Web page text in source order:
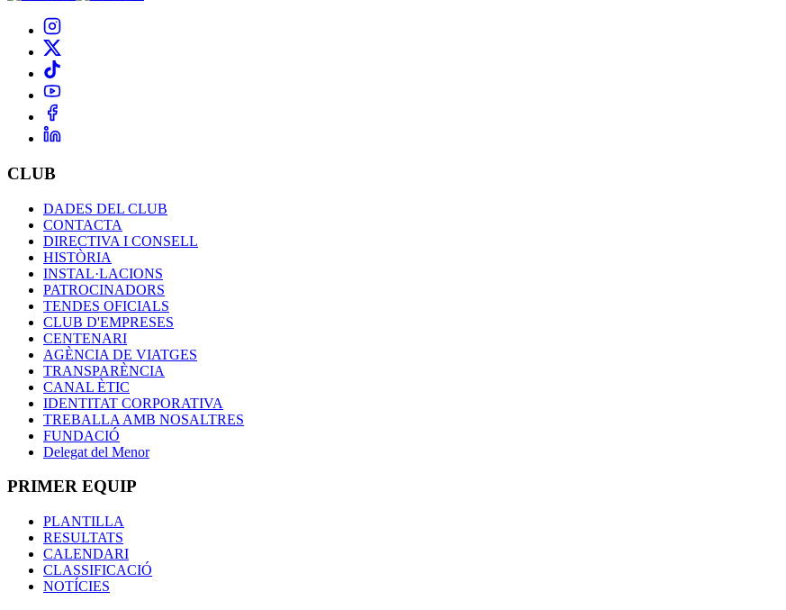
CLUB
DADES DEL CLUB
CONTACTA
DIRECTIVA I CONSELL
HISTÒRIA
INSTAL·LACIONS
PATROCINADORS
TENDES OFICIALS
CLUB D'EMPRESES
CENTENARI
AGÈNCIA DE VIATGES
TRANSPARÈNCIA
CANAL ÈTIC
IDENTITAT CORPORATIVA
TREBALLA AMB NOSALTRES
FUNDACIÓ
Delegat del Menor
PRIMER EQUIP
PLANTILLA
RESULTATS
CALENDARI
CLASSIFICACIÓ
NOTÍCIES